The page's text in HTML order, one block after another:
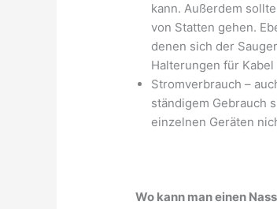
kann. Außerdem
von Statten gehen.
denen sich der
Halterungen für
Stromverbrauch –
ständigem Gebrauch
einzelnen Geräten
Wo kann man einen